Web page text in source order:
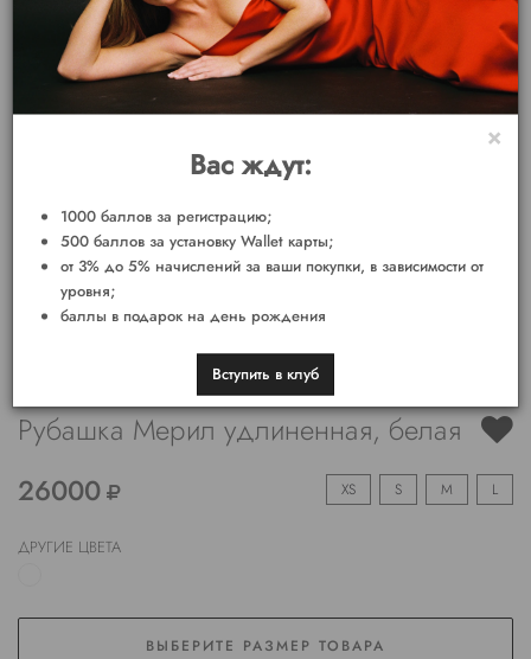
Рубашка Мерил удлиненная, белая
26000 XS S M L
ДРУГИЕ ЦВЕТА
ВЫБЕРИТЕ РАЗМЕР ТОВАРА
×
Вас ждут:
1000 баллов за регистрацию;
500 баллов за установку Wallet карты;
от 3% до 5% начислений за ваши покупки, в зависимости от
уровня;
баллы в подарок на день рождения
Вступить в клуб